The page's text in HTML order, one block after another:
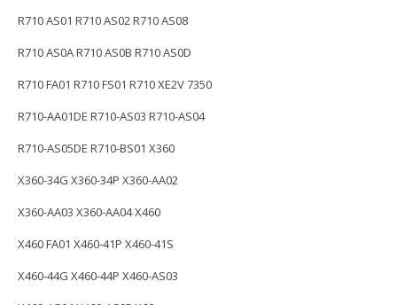
R710 AS01 R710 AS02 R710 AS08
R710 AS0A R710 AS0B R710 AS0D
R710 FA01 R710 FS01 R710 XE2V 7350
R710-AA01DE R710-AS03 R710-AS04
R710-AS05DE R710-BS01 X360
X360-34G X360-34P X360-AA02
X360-AA03 X360-AA04 X460
X460 FA01 X460-41P X460-41S
X460-44G X460-44P X460-AS03